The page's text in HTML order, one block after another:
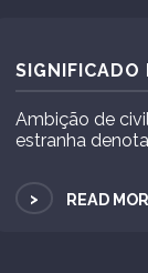
SIGNIFICADO
Ambição de
estranha
> READ